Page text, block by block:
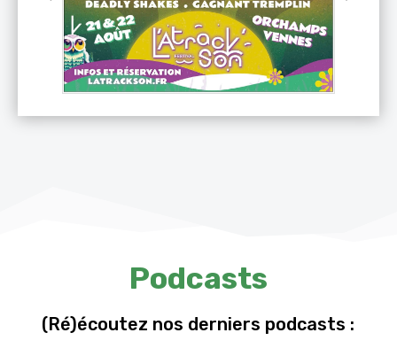
Podcasts
(Ré)écoutez nos derniers podcasts :